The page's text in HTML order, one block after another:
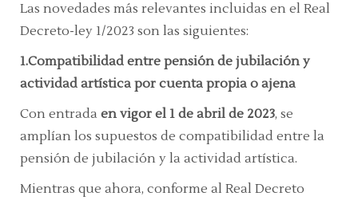
Las novedades más relevantes incluidas en el Real
Decreto-ley 1/2023 son las siguientes:
1.Compatibilidad entre pensión de jubilación y
actividad artística por cuenta propia o ajena
Con entrada en vigor el 1 de abril de 2023, se
amplían los supuestos de compatibilidad entre la
pensión de jubilación y la actividad artística.
Mientras que ahora, conforme al Real Decreto